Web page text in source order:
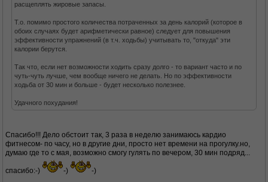
расщеплять жировые запасы.
Т.о. помимо простого количества потраченных за день калорий (которое в
обоих случаях будет арифметически равное) следует для повышения
эффективности упражнений (в т.ч. ходьбы) учитывать то, "откуда" эти
калории берутся.
Так что, если нет возможности ходить сразу долго - то вариант часто и по
чуть-чуть лучше, чем вообще ничего не делать. Но по эффективности
ходьба от 30 мин и больше - будет несколько полезнее.
Удачного похудания!
Спасибо!!! Дело обстоит так, 3 раза в неделю занимаюсь кардио
фитнесом- по часу, но в другие дни, просто нет времени на прогулку.но,
думаю где то с мая, возможно смогу гулять по вечером, 30 мин подряд...
спасибо:-) -) -)